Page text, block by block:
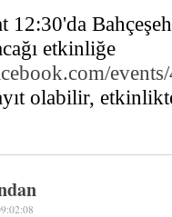
12:30'da
etkinliğe
olabilir,